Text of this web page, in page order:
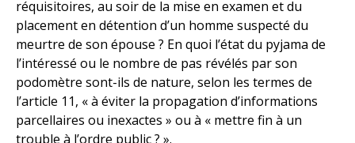
réquisitoires, au soir de la mise en examen et du
placement en détention d’un homme suspecté du
meurtre de son épouse ? En quoi l’état du pyjama de
l’intéressé ou le nombre de pas révélés par son
podomètre sont-ils de nature, selon les termes de
l’article 11, « à éviter la propagation d’informations
parcellaires ou inexactes » ou à « mettre fin à un
trouble à l’ordre public ? ».